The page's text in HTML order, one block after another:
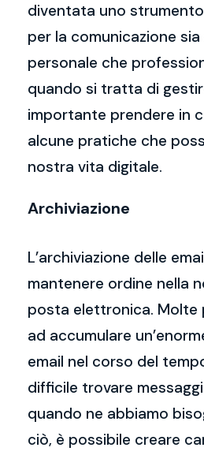
diventata uno
per la comunicazione sia
personale che
quando si tratta di
importante prendere in
alcune pratiche che
nostra vita digitale.
Archiviazione
L’archiviazione delle
mantenere ordine nella
posta elettronica. Molte
ad accumulare
email nel corso del
difficile trovare
quando ne abbiamo
ciò, è possibile creare